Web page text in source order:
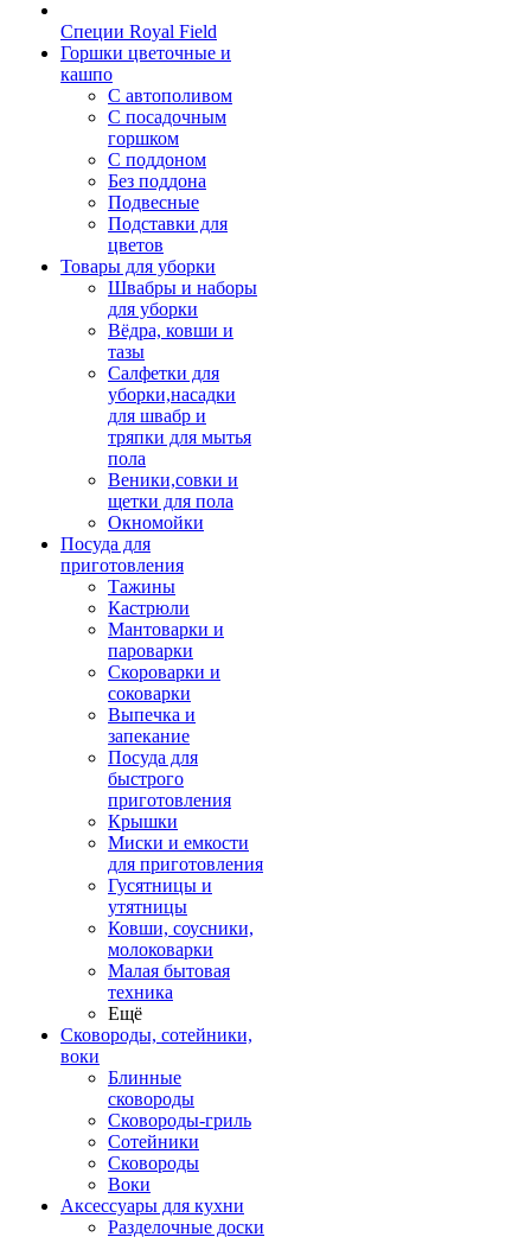
Специи Royal Field
Горшки цветочные и
кашпо
С автополивом
С посадочным
горшком
С поддоном
Без поддона
Подвесные
Подставки для
цветов
Товары для уборки
Швабры и наборы
для уборки
Вёдра, ковши и
тазы
Салфетки для
уборки,насадки
для швабр и
тряпки для мытья
пола
Веники,совки и
щетки для пола
Окномойки
Посуда для
приготовления
Тажины
Кастрюли
Мантоварки и
пароварки
Скороварки и
соковарки
Выпечка и
запекание
Посуда для
быстрого
приготовления
Крышки
Миски и емкости
для приготовления
Гусятницы и
утятницы
Ковши, соусники,
молоковарки
Малая бытовая
техника
Ещё
Сковороды, сотейники,
воки
Блинные
сковороды
Сковороды-гриль
Сотейники
Сковороды
Воки
Аксессуары для кухни
Разделочные доски